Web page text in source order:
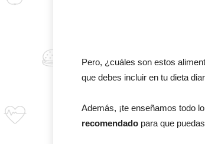
Pero, ¿cuáles son estos
que debes incluir en tu dieta
Además, ¡te enseñamos todo
recomendado para que